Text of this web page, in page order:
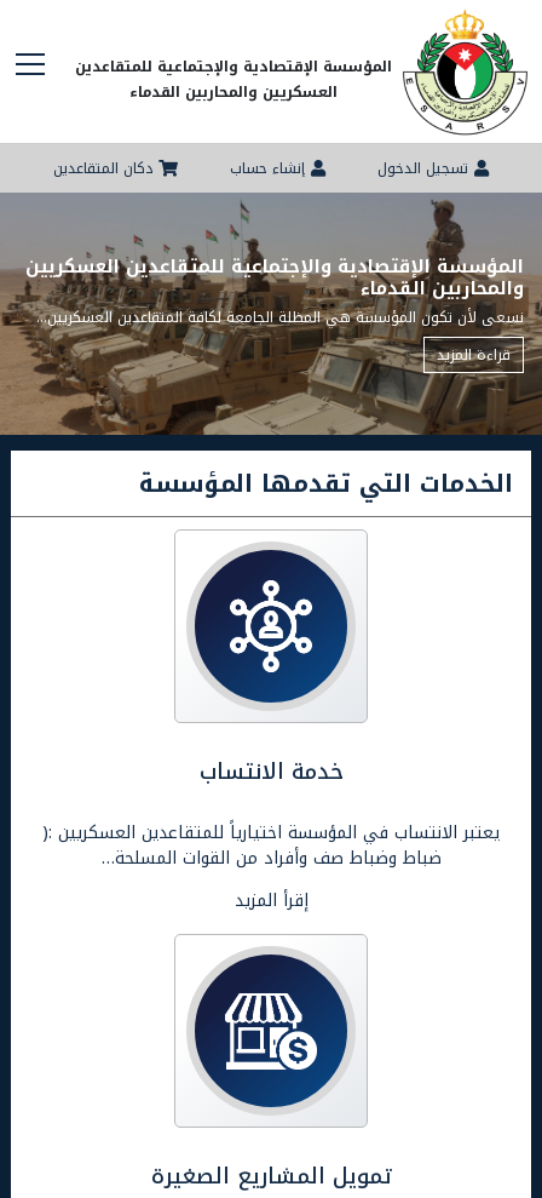
المؤسسة الإقتصادية والإجتماعية للمتقاعدين
العسكريين والمحاربين القدماء
تسجيل الدخول إنشاء حساب دكان المتقاعدين
المؤسسة الإقتصادية والإجتماعية للمتقاعدين العسكريين
والمحاربين القدماء
نسعى لأن تكون المؤسسة هي المظلة الجامعة لكافة المتقاعدين العسكريين وأن تغطي خدماتها أكبر عدد ممكن منهم والمساهمة في التنمية الوطنية الشاملة.
قراءة المزيد
الخدمات التي تقدمها المؤسسة
خدمة الانتساب
يعتبر الانتساب في المؤسسة اختيارياً للمتقاعدين العسكريين :(
ضباط وضباط صف وأفراد من القوات المسلحة…
إقرأ المزيد
تمويل المشاريع الصغيرة